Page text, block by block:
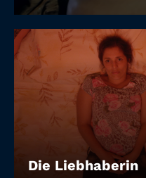
Die Liebhaberin